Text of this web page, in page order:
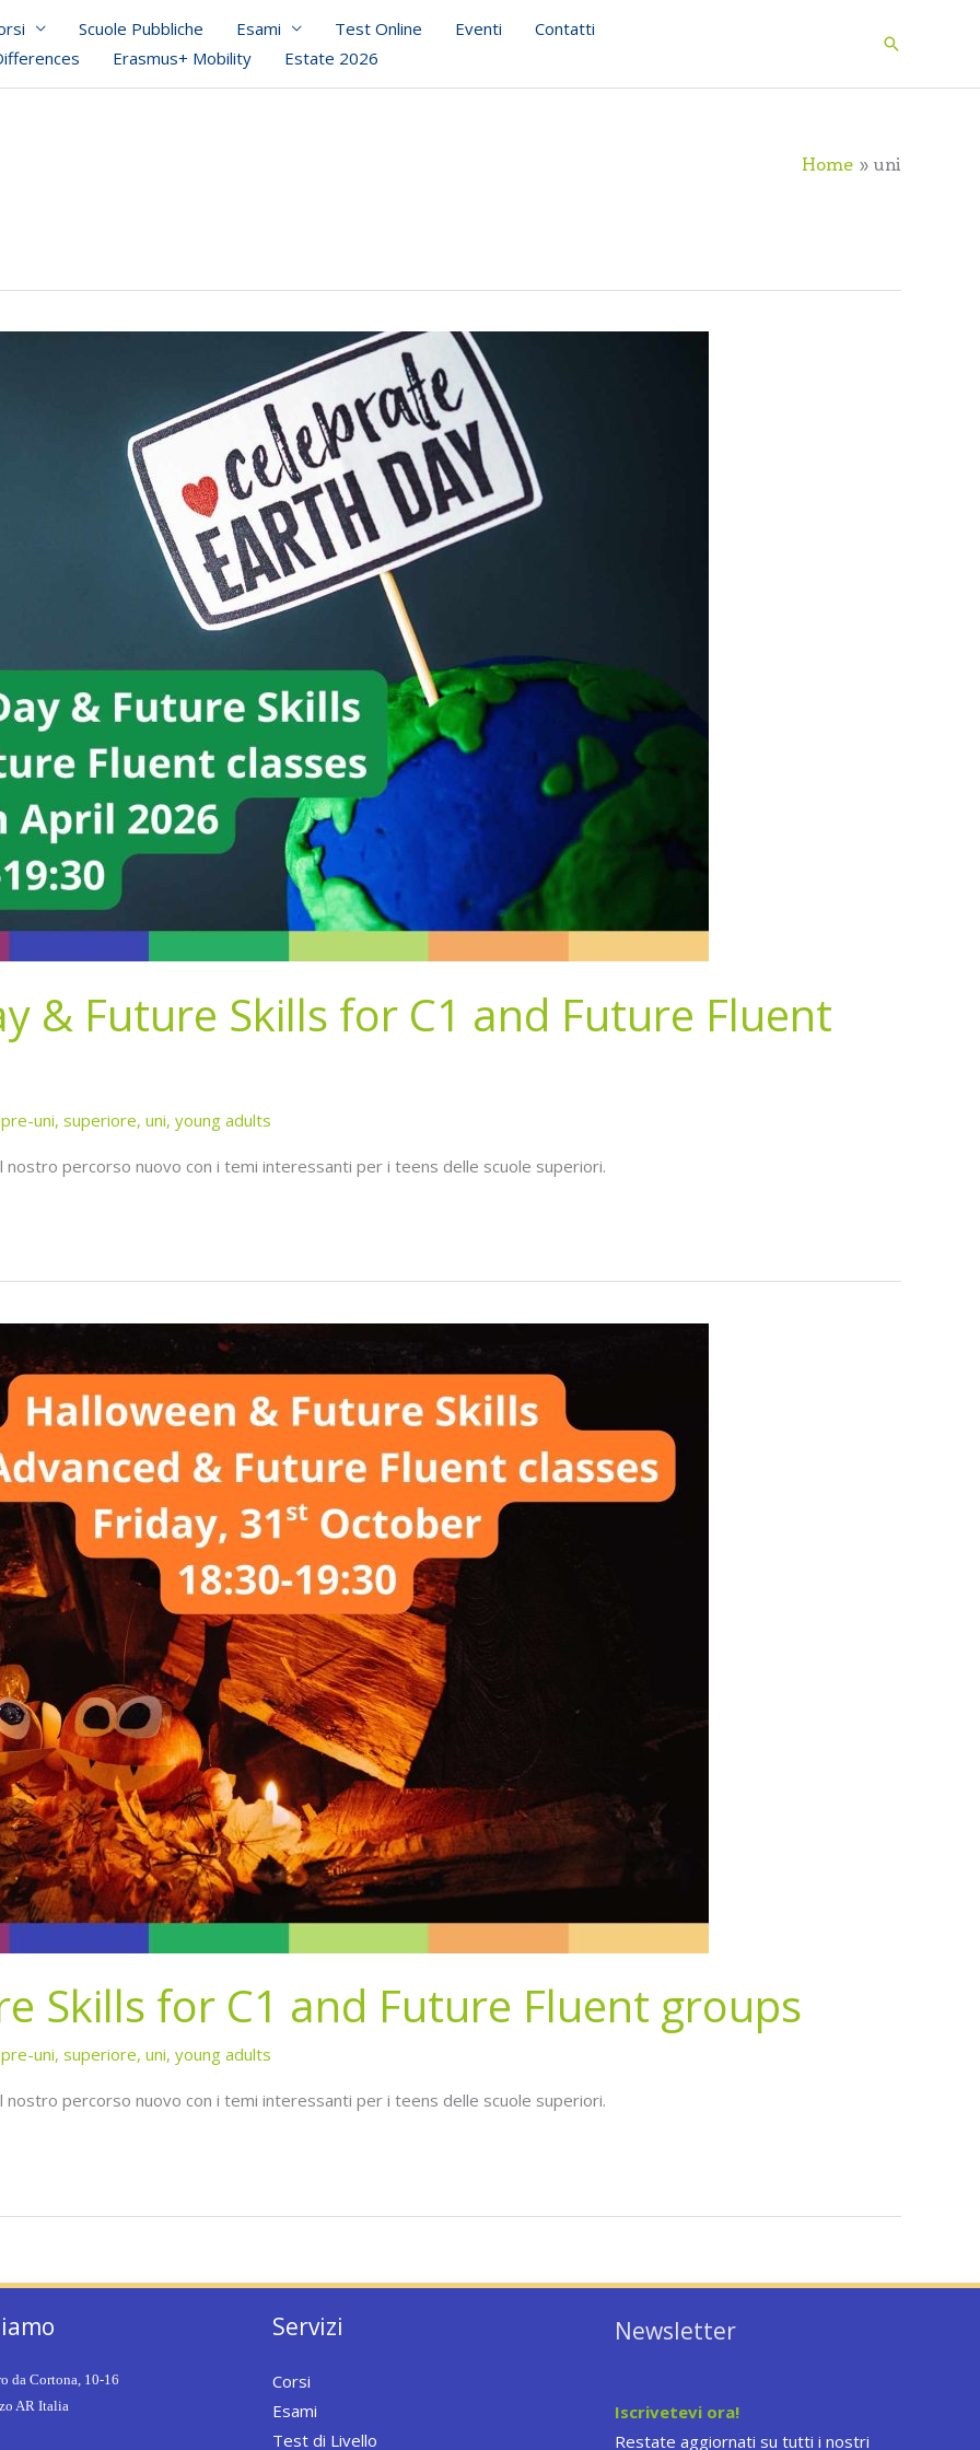
Scuole Pubbliche Esami Test Online Eventi
Contatti
Erasmus+ Mobility Estate 2026 Search
Home uni
& Future Skills for C1 and Future Fluent
pre-uni, superiore, uni, young adults
nostro percorso nuovo con i temi interessanti per i teens delle scuole superiori.
Skills for C1 and Future Fluent groups
pre-uni, superiore, uni, young adults
nostro percorso nuovo con i temi interessanti per i teens delle scuole superiori.
da Cortona, 10-16
AR Italia
Servizi
Corsi
Esami
Test di Livello
Newsletter
Iscrivetevi ora!
Restate aggiornati su tutti i nostri